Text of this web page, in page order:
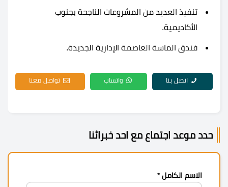
تنفيذ العديد من المشروعات الناجحة بجنوب
الأكاديمية.
فندق الماسة العاصمة الإدارية الجديدة.
اتصل بنا واتساب تواصل معنا
حدد موعد اجتماع مع احد خبرائنا
الاسم الكامل *